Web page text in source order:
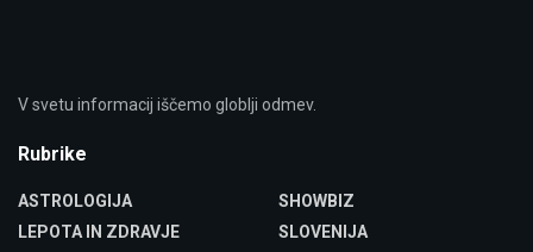
V svetu informacij iščemo globlji odmev.
Rubrike
ASTROLOGIJA
LEPOTA IN ZDRAVJE
SHOWBIZ
SLOVENIJA